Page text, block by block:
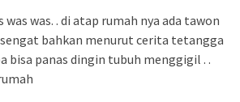
was was. . di atap rumah nya ada tawon
bahkan menurut cerita tetangga
bisa panas dingin tubuh menggigil . .